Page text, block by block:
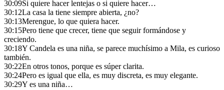
30:09Si quiere hacer lentejas o si quiere hacer…
30:12La casa la tiene siempre abierta, ¿no?
30:13Merengue, lo que quiera hacer.
30:15Pero tiene que crecer, tiene que seguir formándose y
creciendo.
30:18Y Candela es una niña, se parece muchísimo a Mila, es curioso
también.
30:22En otros tonos, porque es súper clarita.
30:24Pero es igual que ella, es muy discreta, es muy elegante.
30:29Y es una niña…